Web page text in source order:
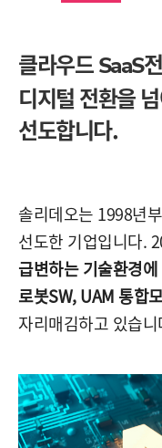
클라우드SaaS
디지털 전환을
선도합니다.
솔리데오는 1998년
선도한 기업입니다.
급변하는 기술환경
로봇SW, UAM 통합
자리매김하고 있습니